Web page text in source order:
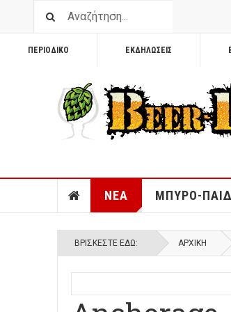
ΠΕΡΙΟΔΙΚΟ ΕΚΔΗΛΩΣΕΙΣ
ΝΕΑ ΜΠΥΡΟ-
ΒΡΊΣΚΕΣΤΕ ΕΔΏ: ΑΡΧΙΚΉ